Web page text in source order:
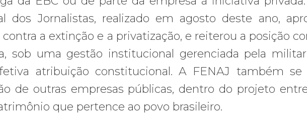
dos Jornalistas, realizado em agosto deste ano,
a extinção e a privatização, e reiterou a posição
sob uma gestão institucional gerenciada pela
atribuição constitucional. A FENAJ também se
de outras empresas públicas, dentro do projeto
que pertence ao povo brasileiro.